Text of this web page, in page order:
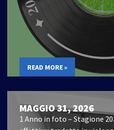
READ MORE »
MAGGIO 31, 2026
1 Anno in foto – Stagione